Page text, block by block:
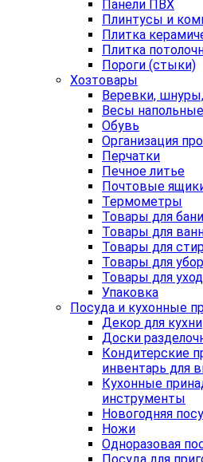
Панели ПВХ
Плинтусы и
Плитка
Плитка
Пороги (стыки)
Хозтовары
Веревки,
Весы напольные
Обувь
Организация
Перчатки
Печное литье
Почтовые
Термометры
Товары для бани
Товары для
Товары для
Товары для
Товары для
Упаковка
Посуда и кухонные
Декор для кухни
Доски
Кондитерские
инвентарь для
Кухонные
инструменты
Новогодняя
Ножи
Одноразовая